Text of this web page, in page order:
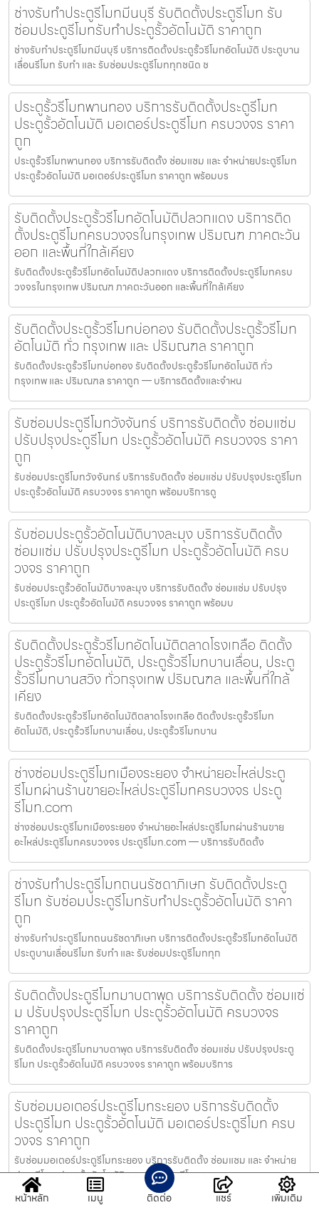
ช่างรับทำประตูรีโมทมีนบุรี รับติดตั้งประตูรีโมท รับ
ซ่อมประตูรีโมทรับทำประตูรั้วอัตโนมัติ ราคาถูก
ช่างรับทำประตูรีโมทมีนบุรี บริการติดตั้งประตูรั้วรีโมทอัตโนมัติ ประตูบาน
เลื่อนรีโมท รับทำ และ รับซ่อมประตูรีโมททุกชนิด ช
ประตูรั้วรีโมทพานทอง บริการรับติดตั้งประตูรีโมท
ประตูรั้วอัตโนมัติ มอเตอร์ประตูรีโมท ครบวงจร ราคา
ถูก
ประตูรั้วรีโมทพานทอง บริการรับติดตั้ง ซ่อมแซม และ จำหน่ายประตูรีโมท
ประตูรั้วอัตโนมัติ มอเตอร์ประตูรีโมท ราคาถูก พร้อมบร
รับติดตั้งประตูรั้วรีโมทอัตโนมัติปลวกแดง บริการติด
ตั้งประตูรีโมทครบวงจรในกรุงเทพ ปริมณฑ ภาคตะวัน
ออก และพื้นที่ใกล้เคียง
รับติดตั้งประตูรั้วรีโมทอัตโนมัติปลวกแดง บริการติดตั้งประตูรีโมทครบ
วงจรในกรุงเทพ ปริมณฑ ภาคตะวันออก และพื้นที่ใกล้เคียง
รับติดตั้งประตูรั้วรีโมทบ่อทอง รับติดตั้งประตูรั้วรีโมท
อัตโนมัติ ทั่ว กรุงเทพ และ ปริมณฑล ราคาถูก
รับติดตั้งประตูรั้วรีโมทบ่อทอง รับติดตั้งประตูรั้วรีโมทอัตโนมัติ ทั่ว
กรุงเทพ และ ปริมณฑล ราคาถูก — บริการติดตั้งและจำหน
รับซ่อมประตูรีโมทวังจันทร์ บริการรับติดตั้ง ซ่อมแซ่ม
ปรับปรุงประตูรีโมท ประตูรั้วอัตโนมัติ ครบวงจร ราคา
ถูก
รับซ่อมประตูรีโมทวังจันทร์ บริการรับติดตั้ง ซ่อมแซ่ม ปรับปรุงประตูรีโมท
ประตูรั้วอัตโนมัติ ครบวงจร ราคาถูก พร้อมบริการดู
รับซ่อมประตูรั้วอัตโนมัติบางละมุง บริการรับติดตั้ง
ซ่อมแซ่ม ปรับปรุงประตูรีโมท ประตูรั้วอัตโนมัติ ครบ
วงจร ราคาถูก
รับซ่อมประตูรั้วอัตโนมัติบางละมุง บริการรับติดตั้ง ซ่อมแซ่ม ปรับปรุง
ประตูรีโมท ประตูรั้วอัตโนมัติ ครบวงจร ราคาถูก พร้อมบ
รับติดตั้งประตูรั้วรีโมทอัตโนมัติตลาดโรงเกลือ ติดตั้ง
ประตูรั้วรีโมทอัตโนมัติ, ประตูรั้วรีโมทบานเลื่อน, ประตู
รั้วรีโมทบานสวิง ทั่วกรุงเทพ ปริมณฑล และพื้นที่ใกล้
เคียง
รับติดตั้งประตูรั้วรีโมทอัตโนมัติตลาดโรงเกลือ ติดตั้งประตูรั้วรีโมท
อัตโนมัติ, ประตูรั้วรีโมทบานเลื่อน, ประตูรั้วรีโมทบาน
ช่างซ่อมประตูรีโมทเมืองระยอง จำหน่ายอะไหล่ประตู
รีโมทผ่านร้านขายอะไหล่ประตูรีโมทครบวงจร ประตู
รีโมท.com
ช่างซ่อมประตูรีโมทเมืองระยอง จำหน่ายอะไหล่ประตูรีโมทผ่านร้านขาย
อะไหล่ประตูรีโมทครบวงจร ประตูรีโมท.com — บริการรับติดตั้ง
ช่างรับทำประตูรีโมทถนนรัชดาภิเษก รับติดตั้งประตู
รีโมท รับซ่อมประตูรีโมทรับทำประตูรั้วอัตโนมัติ ราคา
ถูก
ช่างรับทำประตูรีโมทถนนรัชดาภิเษก บริการติดตั้งประตูรั้วรีโมทอัตโนมัติ
ประตูบานเลื่อนรีโมท รับทำ และ รับซ่อมประตูรีโมททุก
รับติดตั้งประตูรีโมทมาบตาพุด บริการรับติดตั้ง ซ่อมแซ่
ม ปรับปรุงประตูรีโมท ประตูรั้วอัตโนมัติ ครบวงจร
ราคาถูก
รับติดตั้งประตูรีโมทมาบตาพุด บริการรับติดตั้ง ซ่อมแซ่ม ปรับปรุงประตู
รีโมท ประตูรั้วอัตโนมัติ ครบวงจร ราคาถูก พร้อมบริการ
รับซ่อมมอเตอร์ประตูรีโมทระยอง บริการรับติดตั้ง
ประตูรีโมท ประตูรั้วอัตโนมัติ มอเตอร์ประตูรีโมท ครบ
วงจร ราคาถูก
รับซ่อมมอเตอร์ประตูรีโมทระยอง บริการรับติดตั้ง ซ่อมแซม และ จำหน่าย
ประตูรีโมท ประตูรั้วอัตโนมัติ มอเตอร์ประตูรีโมท ราคาถู
หน้าหลัก
เมนู ติดต่อ แชร์ เพิ่มเติม